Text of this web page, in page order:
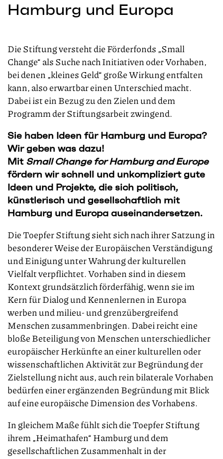
Hamburg und Europa
Die Stiftung versteht die Förderfonds „Small
Change“ als Suche nach Initiativen oder Vorhaben,
bei denen „kleines Geld“ große Wirkung entfalten
kann, also erwartbar einen Unterschied macht.
Dabei ist ein Bezug zu den Zielen und dem
Programm der Stiftungsarbeit zwingend.
Sie haben Ideen für Hamburg und Europa?
Wir geben was dazu!
Mit Small Change for Hamburg and Europe
fördern wir schnell und unkompliziert gute
Ideen und Projekte, die sich politisch,
künstlerisch und gesellschaftlich mit
Hamburg und Europa auseinandersetzen.
Die Toepfer Stiftung sieht sich nach ihrer Satzung in
besonderer Weise der Europäischen Verständigung
und Einigung unter Wahrung der kulturellen
Vielfalt verpflichtet. Vorhaben sind in diesem
Kontext grundsätzlich förderfähig, wenn sie im
Kern für Dialog und Kennenlernen in Europa
werben und milieu- und grenzübergreifend
Menschen zusammenbringen. Dabei reicht eine
bloße Beteiligung von Menschen unterschiedlicher
europäischer Herkünfte an einer kulturellen oder
wissenschaftlichen Aktivität zur Begründung der
Zielstellung nicht aus, auch rein bilaterale Vorhaben
bedürfen einer ergänzenden Begründung mit Blick
auf eine europäische Dimension des Vorhabens.
In gleichem Maße fühlt sich die Toepfer Stiftung
ihrem „Heimathafen“ Hamburg und dem
gesellschaftlichen Zusammenhalt in der